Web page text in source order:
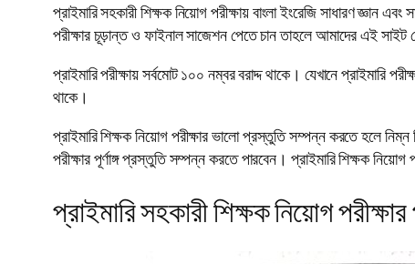
প্রাইমারি সহকারী শিক্ষক নিয়োগ পরীক্ষায় বাংলা ইংরেজি সাধারণ
পরীক্ষার চূড়ান্ত ও ফাইনাল সাজেশন পেতে চান তাহলে আমাদের এই সাইট
প্রাইমারি পরীক্ষায় সর্বমোট ১০০ নম্বর বরাদ্দ থাকে। যেখানে প্রাইমারি
থাকে।
প্রাইমারি শিক্ষক নিয়োগ পরীক্ষার ভালো প্রস্তুতি সম্পন্ন করতে হলে
পরীক্ষার পূর্ণাঙ্গ প্রস্তুতি সম্পন্ন করতে পারবেন। প্রাইমারি শিক্ষক
প্রাইমারি সহকারী শিক্ষক নিয়োগ